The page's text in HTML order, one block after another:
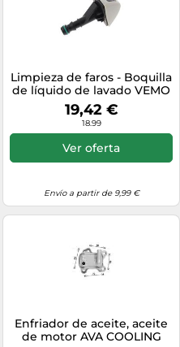
Limpieza de faros - Boquilla
de líquido de lavado VEMO
V20-08-0473, izquierda
19,42 €
18.99
Ver oferta
Envío a partir de 9,99 €
Enfriador de aceite, aceite
de motor AVA COOLING